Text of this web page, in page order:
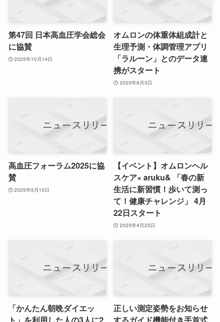
第47回 日本高血圧学会総会
に協賛
2025年10月14日
オムロンの体重体組成計と
生理予測・体調管理アプリ
「ラルーン」とのデータ連
携がスタート
2025年9月3日
高血圧フォーラム2025に協
賛
2025年5月15日
【イベント】オムロンヘル
スケア× aruku& 「春の新
生活に新習慣！歩いて測っ
て！健康チャレンジ」 4月
22日スタート
2025年4月23日
「かんたん朝晩ダイエッ
正しい測定姿勢をお知らせ